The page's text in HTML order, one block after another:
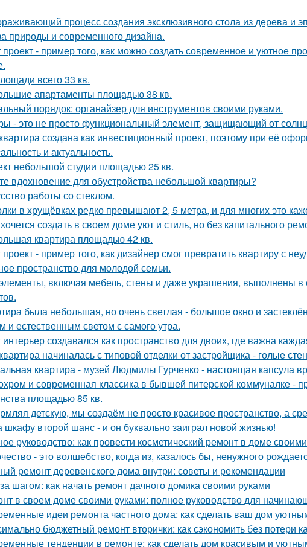
процесс создания эксклюзивного стола из дерева и
природы и современного дизайна.
проект - пример того, как можно создать современное и уютное
всего 33 кв.
апартаменты площадью 38 кв.
порядок: органайзер для инструментов своими руками.
- это не просто функциональный элемент, защищающий от
создана как инвестиционный проект, поэтому при её
и актуальность.
небольшой студии площадью 25 кв.
вдохновение для обустройства небольшой квартиры?
работы со стеклом.
в хрущёвках редко превышают 2, 5 метра, и для многих это
создать в своем доме уют и стиль, но без капитального
квартира площадью 42 кв.
проект - пример того, как дизайнер смог превратить квартиру с
пространство для молодой семьи.
включая мебель, стены и даже украшения, выполнены в
была небольшая, но очень светлая - большое окно и
и естественным светом с самого утра.
интерьер создавался как пространство для двоих, где важна
начиналась с типовой отделки от застройщика - голые
квартира - музей Людмилы Гурченко - настоящая капсула
и современная классика в бывшей питерской коммуналке -
площадью 85 кв.
детскую, мы создаём не просто красивое пространство, а
шкафу второй шанс - и он буквально заиграл новой жизнью!
руководство: как провести косметический ремонт в доме
- это волшебство, когда из, казалось бы, ненужного
ремонт деревенского дома внутри: советы и рекомендации
шагом: как начать ремонт дачного домика своими руками
в своем доме своими руками: полное руководство для
идеи ремонта частного дома: как сделать ваш дом
бюджетный ремонт вторички: как сэкономить без потери
тенденции в ремонте: как сделать дом красивым и